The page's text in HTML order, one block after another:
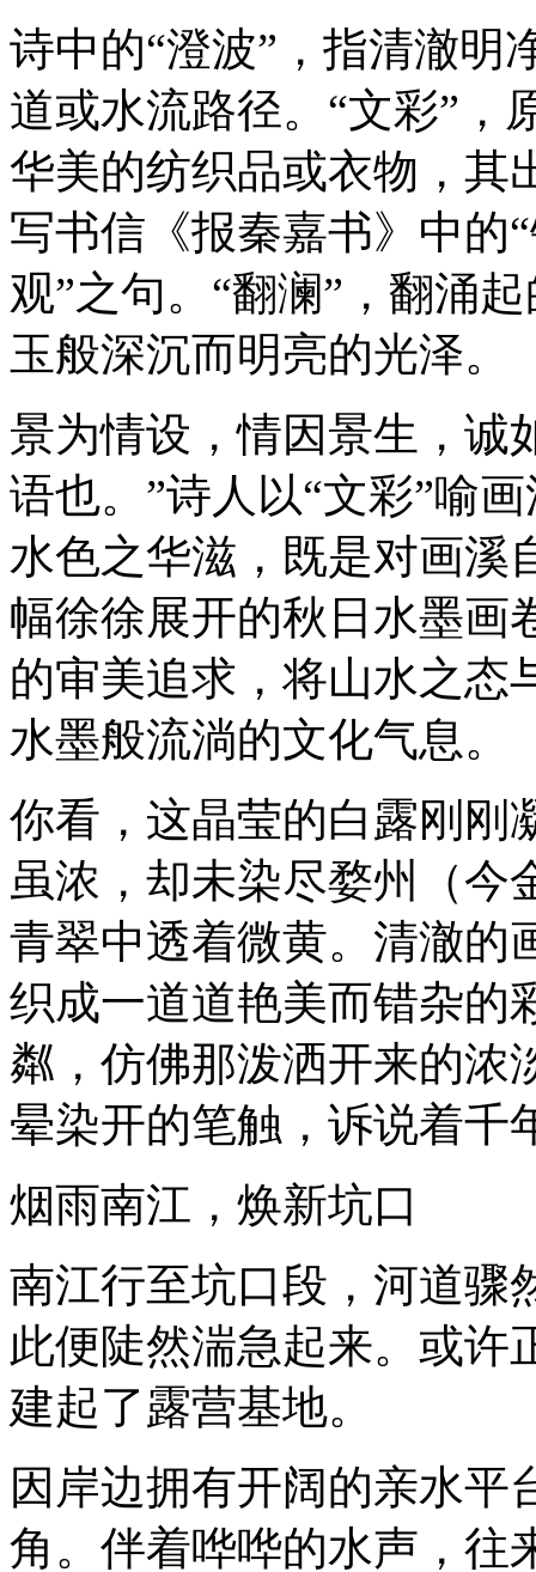
诗中的“澄波”，指清澈明
道或水流路径。“文彩”，
华美的纺织品或衣物，其
写书信《报秦嘉书》中的
观”之句。“翻澜”，翻涌
玉般深沉而明亮的光泽。
景为情设，情因景生，诚
语也。”诗人以“文彩”喻
水色之华滋，既是对画溪
幅徐徐展开的秋日水墨画
的审美追求，将山水之态
水墨般流淌的文化气息。
你看，这晶莹的白露刚刚
虽浓，却未染尽婺州（今
青翠中透着微黄。清澈的
织成一道道艳美而错杂的
粼，仿佛那泼洒开来的浓
晕染开的笔触，诉说着千
烟雨南江，焕新坑口
南江行至坑口段，河道骤
此便陡然湍急起来。或许
建起了露营基地。
因岸边拥有开阔的亲水平
角。伴着哗哗的水声，往